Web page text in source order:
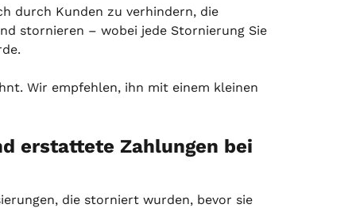
durch Kunden zu verhindern, die
stornieren – wobei jede Stornierung Sie
Wir empfehlen, ihn mit einem kleinen
erstattete Zahlungen bei
die storniert wurden, bevor sie